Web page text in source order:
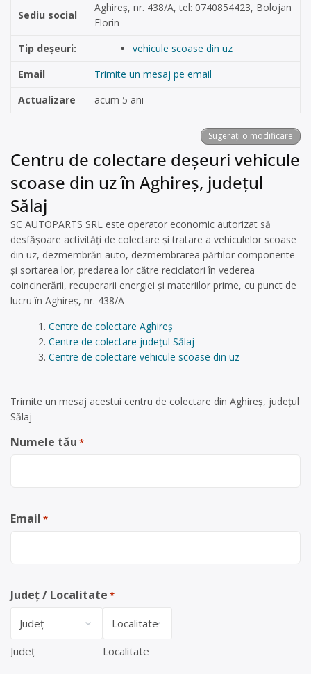
Sediu social
Aghireș, nr. 438/A, tel: 0740854423, Bolojan
Florin
Tip deșeuri:
vehicule scoase din uz
Email
Trimite un mesaj pe email
Actualizare
acum 5 ani
Sugerați o modificare
Centru de colectare deșeuri vehicule
scoase din uz în Aghireș, județul
Sălaj
SC AUTOPARTS SRL este operator economic autorizat să
desfăşoare activităţi de colectare şi tratare a vehiculelor scoase
din uz, dezmembrări auto, dezmembrarea părtilor componente
și sortarea lor, predarea lor către reciclatori în vederea
coincinerării, recuperarii energiei și materiilor prime, cu punct de
lucru în Aghireș, nr. 438/A
Centre de colectare Aghireș
Centre de colectare județul Sălaj
Centre de colectare vehicule scoase din uz
Trimite un mesaj acestui centru de colectare din Aghireș, județul
Sălaj
Numele tău *
Email *
Județ / Localitate *
Județ Localitate